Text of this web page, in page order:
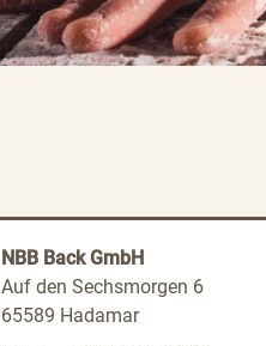
NBB Back GmbH
Auf den Sechsmorgen 6
65589 Hadamar